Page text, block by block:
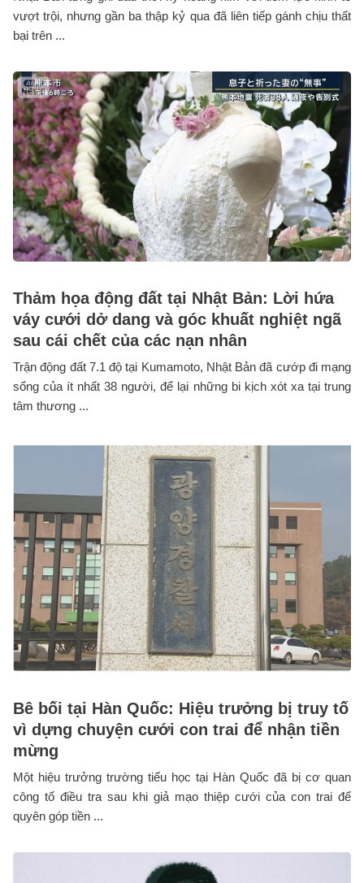
vượt trội, nhưng gần ba thập kỷ qua đã liên tiếp gánh chịu thất
bại trên ...
Thảm họa động đất tại Nhật Bản: Lời hứa
váy cưới dở dang và góc khuất nghiệt ngã
sau cái chết của các nạn nhân
Trận động đất 7.1 độ tại Kumamoto, Nhật Bản đã cướp đi mạng
sống của ít nhất 38 người, để lại những bi kịch xót xa tại trung
tâm thương ...
Bê bối tại Hàn Quốc: Hiệu trưởng bị truy tố
vì dựng chuyện cưới con trai để nhận tiền
mừng
Một hiệu trưởng trường tiểu học tại Hàn Quốc đã bị cơ quan
công tố điều tra sau khi giả mạo thiệp cưới của con trai để
quyên góp tiền ...